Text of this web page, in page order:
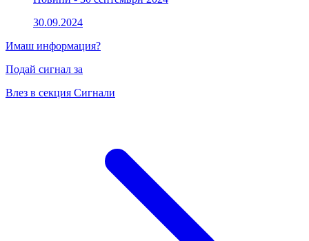
30.09.2024
Имаш информация?
Подай сигнал за
Влез в секция Сигнали